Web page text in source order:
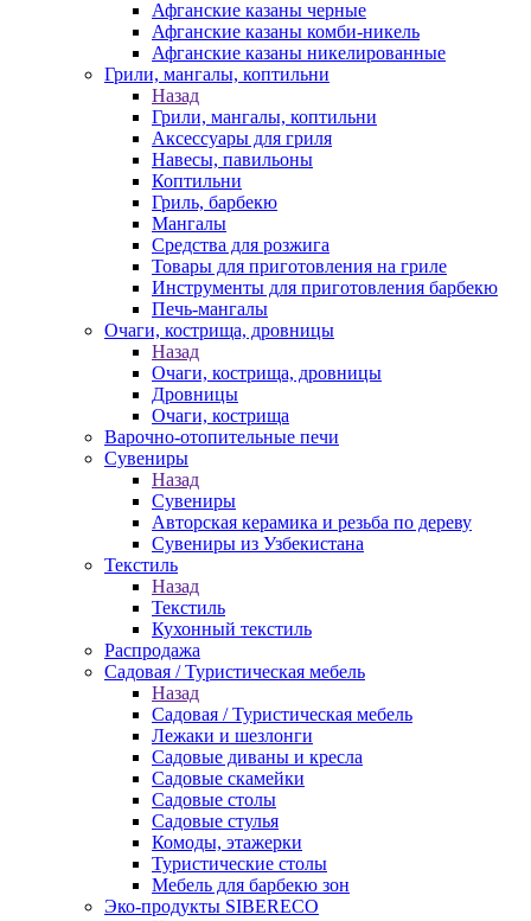
Афганские казаны черные
Афганские казаны комби-никель
Афганские казаны никелированные
Грили, мангалы, коптильни
Назад
Грили, мангалы, коптильни
Аксессуары для гриля
Навесы, павильоны
Коптильни
Гриль, барбекю
Мангалы
Средства для розжига
Товары для приготовления на гриле
Инструменты для приготовления барбекю
Печь-мангалы
Очаги, кострища, дровницы
Назад
Очаги, кострища, дровницы
Дровницы
Очаги, кострища
Варочно-отопительные печи
Сувениры
Назад
Сувениры
Авторская керамика и резьба по дереву
Сувениры из Узбекистана
Текстиль
Назад
Текстиль
Кухонный текстиль
Распродажа
Садовая / Туристическая мебель
Назад
Садовая / Туристическая мебель
Лежаки и шезлонги
Садовые диваны и кресла
Садовые скамейки
Садовые столы
Садовые стулья
Комоды, этажерки
Туристические столы
Мебель для барбекю зон
Эко-продукты SIBERECO